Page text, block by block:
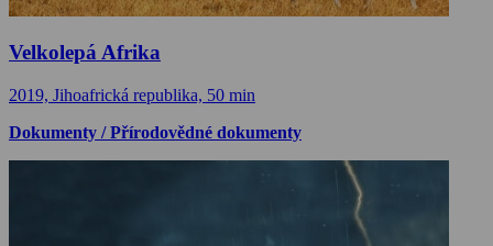
Velkolepá Afrika
2019, Jihoafrická republika, 50 min
Dokumenty / Přírodovědné dokumenty